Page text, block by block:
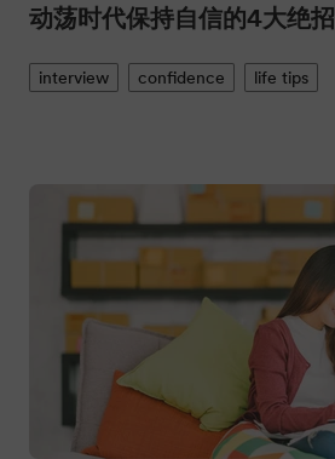
动荡时代保持自信的4大绝招
interview confidence life tips